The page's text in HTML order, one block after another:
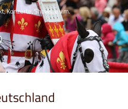
Konzerte, Shows, u.v.m.